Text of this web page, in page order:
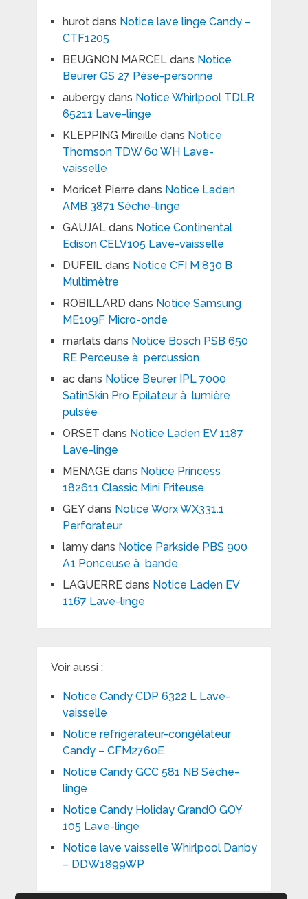
hurotdans Notice lave linge Candy –
CTF1205
BEUGNON MARCELdans Notice
Beurer GS 27 Pèse-personne
aubergydans Notice Whirlpool TDLR
65211 Lave-linge
KLEPPING Mireille dans Notice
Thomson TDW 60 WH Lave-
vaisselle
Moricet Pierre dans Notice Laden
AMB 3871 Sèche-linge
GAUJALdans Notice Continental
Edison CELV105 Lave-vaisselle
DUFEILdans Notice CFI M 830 B
Multimètre
ROBILLARD dans Notice Samsung
ME109F Micro-onde
marlats dans Notice Bosch PSB 650
RE Perceuse à percussion
acdans Notice Beurer IPL 7000
SatinSkin Pro Epilateur à lumière
pulsée
ORSET dans Notice Laden EV 1187
Lave-linge
MENAGEdans Notice Princess
182611 Classic Mini Friteuse
GEYdans Notice Worx WX331.1
Perforateur
lamydans Notice Parkside PBS 900
A1 Ponceuse à bande
LAGUERREdans Notice Laden EV
1167 Lave-linge
Voir aussi :
Notice Candy CDP 6322 L Lave-
vaisselle
Notice réfrigérateur-congélateur
Candy – CFM2760E
Notice Candy GCC 581 NB Sèche-
linge
Notice Candy Holiday GrandO GOY
105 Lave-linge
Notice lave vaisselle Whirlpool Danby
– DDW1899WP